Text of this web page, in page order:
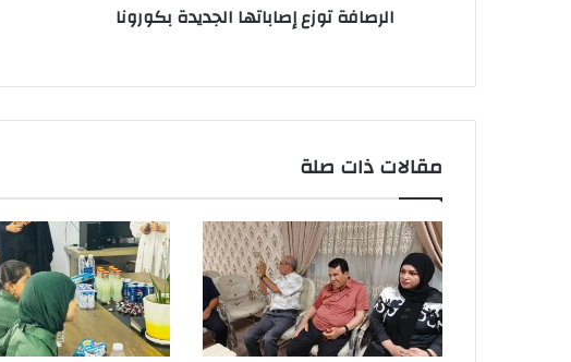
الرصافة توزع إصاباتها الجديدة بكورونا
مقالات ذات صلة